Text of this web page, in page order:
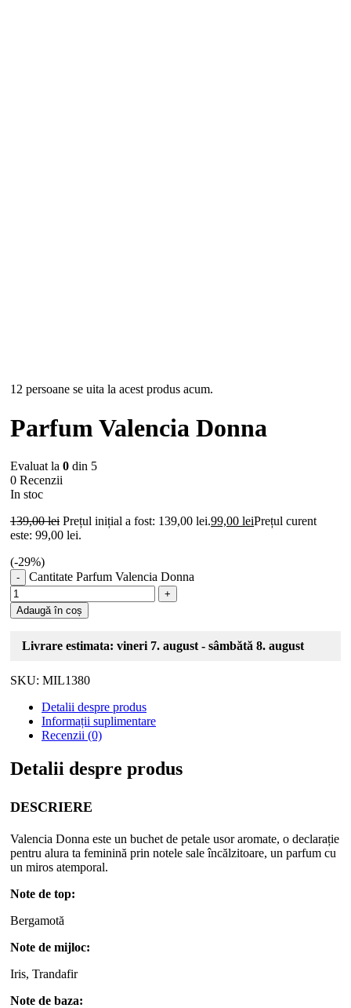
12 persoane se uita la acest produs acum.
Parfum Valencia Donna
Evaluat la 0 din 5
0 Recenzii
In stoc
139,00lei Prețul inițial a fost: 139,00 lei.99,00 leiPrețul curent
este: 99,00 lei.
(-29%)
Cantitate Parfum Valencia Donna
Adaugă în coș
Livrare estimata: vineri 7. august - sâmbătă 8. august
SKU: MIL1380
Detalii despre produs
Informații suplimentare
Recenzii (0)
Detalii despre produs
DESCRIERE
Valencia Donna este un buchet de petale usor aromate, o declarație
pentru alura ta feminină prin notele sale încălzitoare, un parfum cu
un miros atemporal.
Note de top:
Bergamotă
Note de mijloc:
Iris, Trandafir
Note de baza: